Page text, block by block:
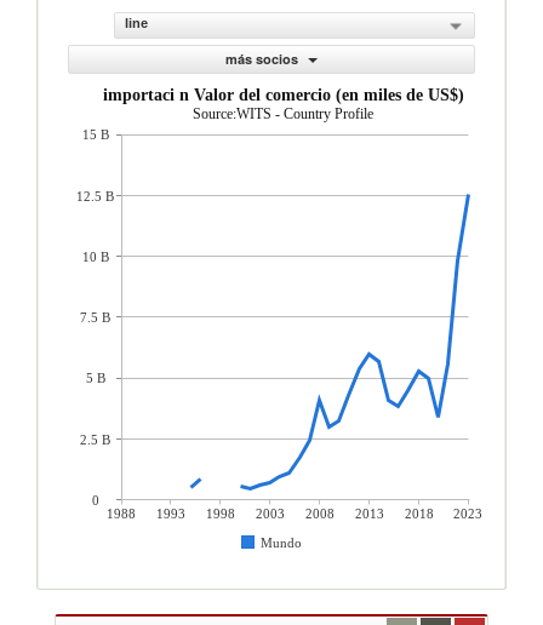
line
más socios
importaci n Valor del comercio (en miles de US$)
Source:WITS - Country Profile
1988 1993 1998 2003 2008 2013 2018
2023
Mundo
15 B
12.5 B
10 B
7.5 B
5 B
2.5 B
0